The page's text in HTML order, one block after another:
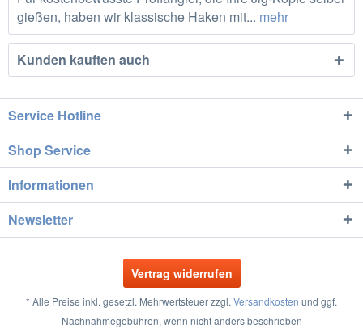
gießen, haben wir klassische Haken mit... mehr
Kunden kauften auch
Service Hotline
Shop Service
Informationen
Newsletter
Vertrag widerrufen
* Alle Preise inkl. gesetzl. Mehrwertsteuer zzgl. Versandkosten und ggf.
Nachnahmegebühren, wenn nicht anders beschrieben